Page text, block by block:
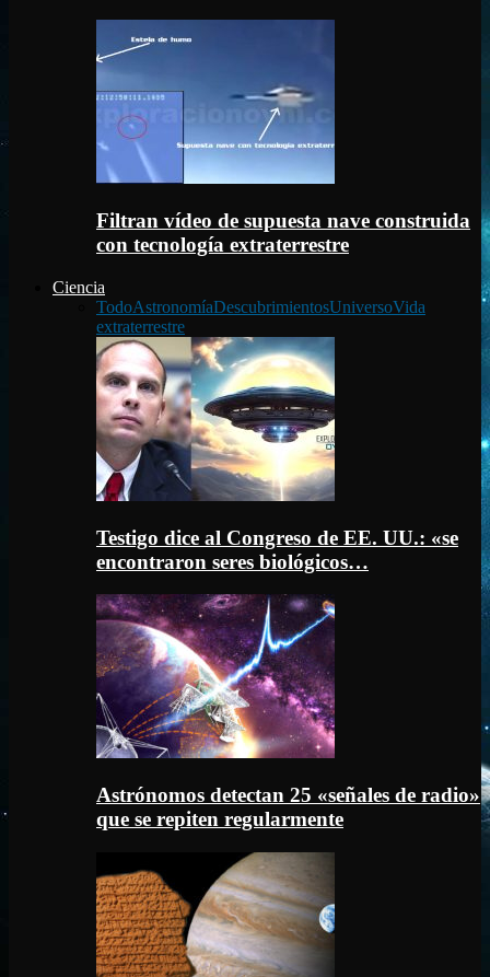
Filtran vídeo de supuesta nave construida
con tecnología extraterrestre
Ciencia
TodoAstronomíaDescubrimientosUniversoVida
extraterrestre
Testigo dice al Congreso de EE. UU.: «se
encontraron seres biológicos…
Astrónomos detectan 25 «señales de radio»
que se repiten regularmente